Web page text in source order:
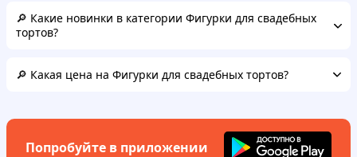
🔎 Какие новинки в категории Фигурки для свадебных
тортов?
🔎 Какая цена на Фигурки для свадебных тортов?
Попробуйте в приложении